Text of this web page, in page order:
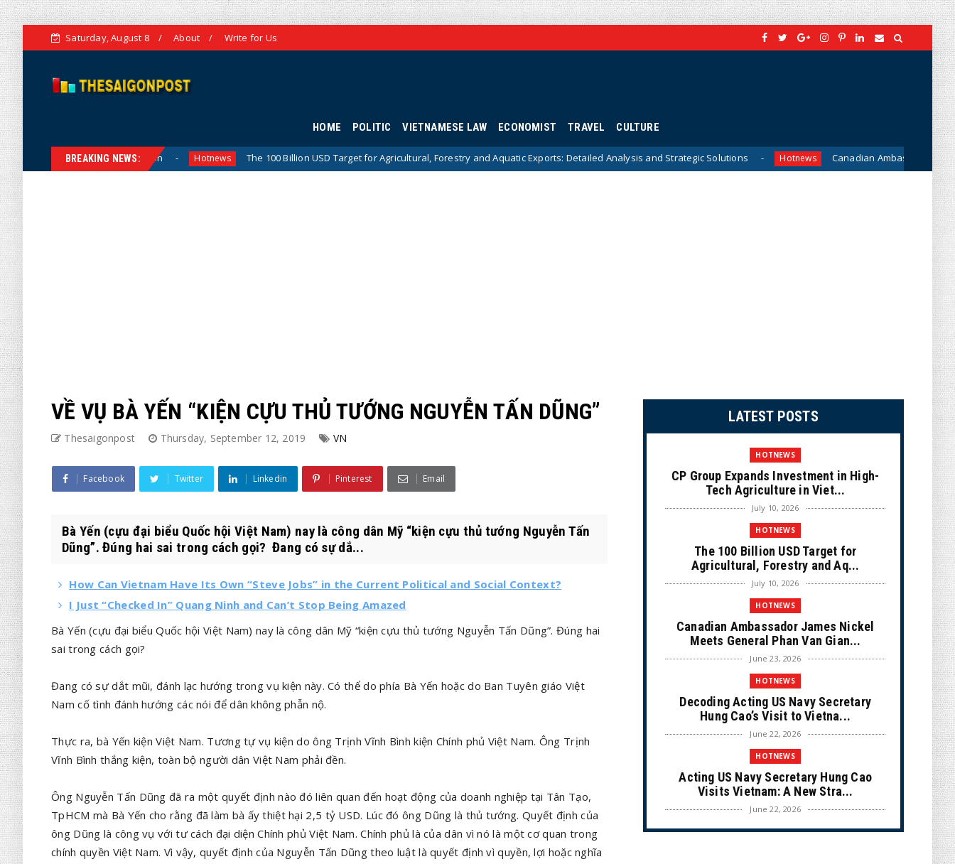
Saturday, August 8 About Write for Us
HOME POLITIC VIETNAMESE LAW ECONOMIST TRAVEL CULTURE
BREAKING NEWS:
Strategic Vision Hotnews The 100 Billion USD Target for Agricultural, Forestry and Aquatic Exports: Detailed Analysis and Strategic Solutions Hotnews Canadian Ambassador James Nickel
VỀ VỤ BÀ YẾN “KIỆN CỰU THỦ TƯỚNG NGUYỄN TẤN DŨNG”
Thesaigonpost Thursday, September 12, 2019 VN
Facebook Twitter Linkedin Pinterest Email
Bà Yến (cựu đại biểu Quốc hội Việt Nam) nay là công dân Mỹ “kiện cựu thủ tướng Nguyễn Tấn
Dũng”. Đúng hai sai trong cách gọi? Đang có sự dắ...
How Can Vietnam Have Its Own “Steve Jobs” in the Current Political and Social Context?
I Just “Checked In” Quang Ninh and Can’t Stop Being Amazed
Bà Yến (cựu đại biểu Quốc hội Việt Nam) nay là công dân Mỹ “kiện cựu thủ tướng Nguyễn Tấn Dũng”. Đúng hai
sai trong cách gọi?
Đang có sự dắt mũi, đánh lạc hướng trong vụ kiện này. Có thể do phía Bà Yến hoặc do Ban Tuyên giáo Việt
Nam cố tình đánh hướng các nói để dân không phẫn nộ.
Thực ra, bà Yến kiện Việt Nam. Tương tự vụ kiện do ông Trịnh Vĩnh Bình kiện Chính phủ Việt Nam. Ông Trịnh
Vĩnh Bình thắng kiện, toàn bộ người dân Việt Nam phải đền.
Ông Nguyễn Tấn Dũng đã ra một quyết định nào đó liên quan đến hoạt động của doanh nghiệp tại Tân Tạo,
TpHCM mà Bà Yến cho rằng đã làm bà ấy thiệt hại 2,5 tỷ USD. Lúc đó ông Dũng là thủ tướng. Quyết định của
ông Dũng là công vụ với tư cách đại diện Chính phủ Việt Nam. Chính phủ là của dân vì nó là một cơ quan trong
chính quyền Việt Nam. Vì vậy, quyết định của Nguyễn Tấn Dũng theo luật là quyết định vì quyền, lợi hoặc nghĩa
LATEST POSTS
HOTNEWS
CP Group Expands Investment in High-
Tech Agriculture in Viet...
July 10, 2026
HOTNEWS
The 100 Billion USD Target for
Agricultural, Forestry and Aq...
July 10, 2026
HOTNEWS
Canadian Ambassador James Nickel
Meets General Phan Van Gian...
June 23, 2026
HOTNEWS
Decoding Acting US Navy Secretary
Hung Cao’s Visit to Vietna...
June 22, 2026
HOTNEWS
Acting US Navy Secretary Hung Cao
Visits Vietnam: A New Stra...
June 22, 2026
CULTURE